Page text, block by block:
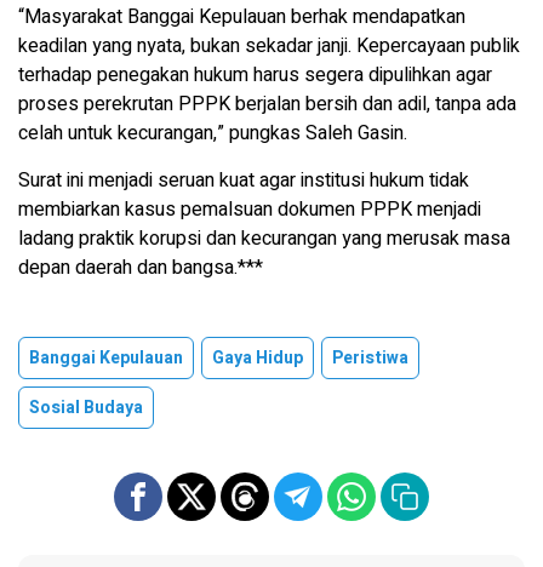
“Masyarakat Banggai Kepulauan berhak mendapatkan
keadilan yang nyata, bukan sekadar janji. Kepercayaan publik
terhadap penegakan hukum harus segera dipulihkan agar
proses perekrutan PPPK berjalan bersih dan adil, tanpa ada
celah untuk kecurangan,” pungkas Saleh Gasin.
Surat ini menjadi seruan kuat agar institusi hukum tidak
membiarkan kasus pemalsuan dokumen PPPK menjadi
ladang praktik korupsi dan kecurangan yang merusak masa
depan daerah dan bangsa.***
Banggai Kepulauan Gaya Hidup
Peristiwa
Sosial Budaya